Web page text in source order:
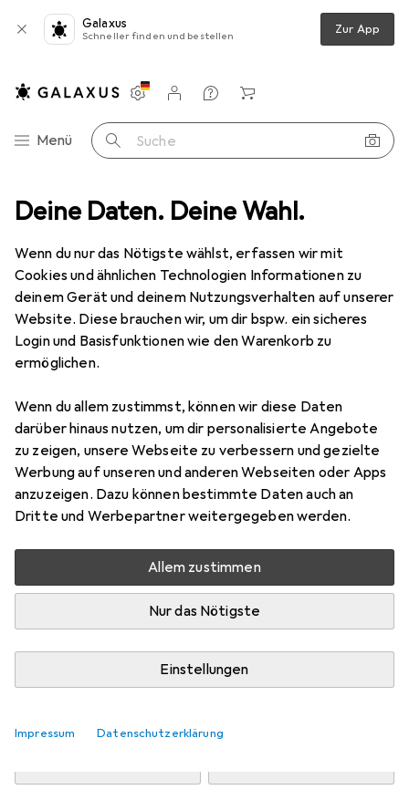
Deine Daten. Deine Wahl.
Wenn du nur das Nötigste wählst, erfassen wir mit
Cookies und ähnlichen Technologien Informationen zu
deinem Gerät und deinem Nutzungsverhalten auf unserer
Website. Diese brauchen wir, um dir bspw. ein sicheres
Login und Basisfunktionen wie den Warenkorb zu
ermöglichen.
Wenn du allem zustimmst, können wir diese Daten
darüber hinaus nutzen, um dir personalisierte Angebote
zu zeigen, unsere Webseite zu verbessern und gezielte
Werbung auf unseren und anderen Webseiten oder Apps
anzuzeigen. Dazu können bestimmte Daten auch an
Dritte und Werbepartner weitergegeben werden.
Allem zustimmen
Nur das Nötigste
Einstellungen
Impressum Datenschutzerklärung
Galaxus
Schneller finden und bestellen Zur App
Navigation nach Kategorien
Menü Suche
Einstellungen
Kundenkonto
Vergleichslisten
Merklisten
Warenkorb
+ Teppiche Teppich Snapstyle Trend Velours Teppich Joy
9 Bilder
SnapstyleTrend Velours Teppich Joy
Preis in EUR inkl. MwSt.
EUR
34,90
16
Bewertungen Marke
Mehr von Snapstyle
Zwischen Do, 13.8. und Mo, 17.8. geliefert
Mehr als 10 Stück an Lager beim Drittanbieter
Lieferort angeben für genaue Lieferzeit